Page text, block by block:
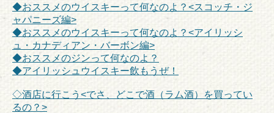
◆おススメのウイスキーって何なのよ？<スコッチ・ジ
ャパニーズ編>
◆おススメのウイスキーって何なのよ？<アイリッシ
ュ・カナディアン・バーボン編>
◆おススメのジンって何なのよ？
◆アイリッシュウイスキー飲もうぜ！
◇酒店に行こう<でさ、どこで酒（ラム酒）を買ってい
るの？>